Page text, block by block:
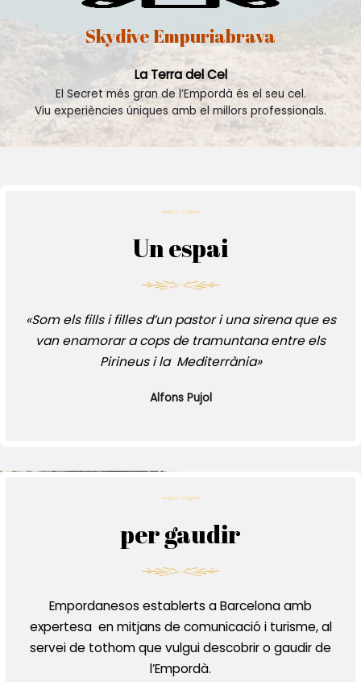
Skydive Empuriabrava
La Terra del Cel
El Secret més gran de l’Empordà és el seu cel.
Viu experiències úniques amb el millors professionals.
Un espai
«Som els fills i filles d’un pastor i una sirena que es
van enamorar a cops de tramuntana entre els
Pirineus i la Mediterrània»
Alfons Pujol
per gaudir
Empordanesos establerts a Barcelona amb
expertesa en mitjans de comunicació i turisme, al
servei de tothom que vulgui descobrir o gaudir de
l’Empordà.